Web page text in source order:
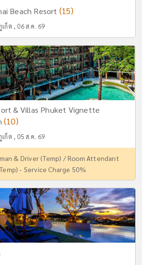
Beach Resort (15)
เก็ต , 06 ส.ค. 69
& Villas Phuket Vignette
(10)
เก็ต , 05 ส.ค. 69
& Driver (Temp) / Room Attendant
- Service Charge 50%